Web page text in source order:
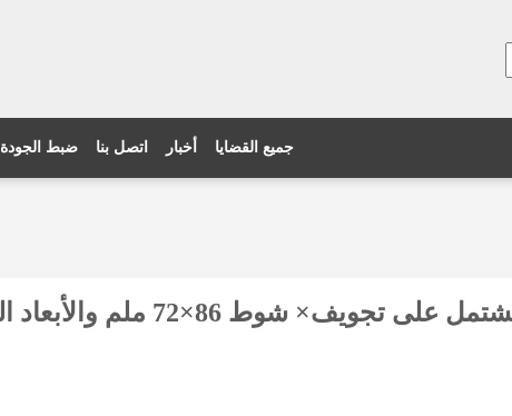
ضبط الجودة اتصل بنا أخبار جميع القضايا